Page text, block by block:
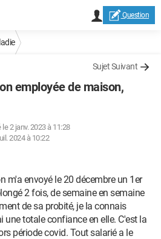
Question
Sujet Suivant
employée de maison,
2 janv. 2023 à 11:28
2024 à 10:22
m'a envoyé le 20 décembre un 1er
2 fois, de semaine en semaine
de sa probité, je la connais
une totale confiance en elle. C'est la
période covid. Tout salarié a le